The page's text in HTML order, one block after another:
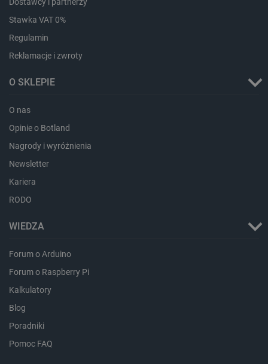
Stawka VAT 0%
Regulamin
Reklamacje i zwroty
O SKLEPIE
O nas
Opinie o Botland
Nagrody i wyróżnienia
Newsletter
Kariera
RODO
WIEDZA
Forum o Arduino
Forum o Raspberry Pi
Kalkulatory
Blog
Poradniki
Pomoc FAQ